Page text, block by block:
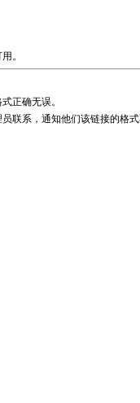
。
正确无误。
联系，通知他们该链接的格